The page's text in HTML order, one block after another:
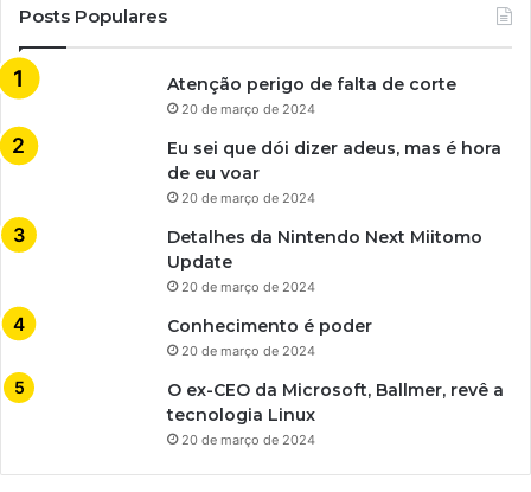
Posts Populares
Atenção perigo de falta de corte
20 de março de 2024
Eu sei que dói dizer adeus, mas é hora
de eu voar
20 de março de 2024
Detalhes da Nintendo Next Miitomo
Update
20 de março de 2024
Conhecimento é poder
20 de março de 2024
O ex-CEO da Microsoft, Ballmer, revê a
tecnologia Linux
20 de março de 2024